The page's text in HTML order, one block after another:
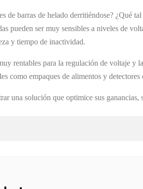
de barras de helado derritiéndose? ¿Qué
pueden ser muy sensibles a niveles de
y tiempo de inactividad.
rentables para la regulación de voltaje y
como empaques de alimentos y detectores
una solución que optimice sus ganancias,